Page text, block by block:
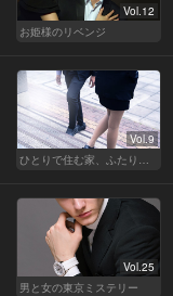
Vol.12
お姫様のリベンジ
Vol.9
Vol.25
男と女の東京ミステリー